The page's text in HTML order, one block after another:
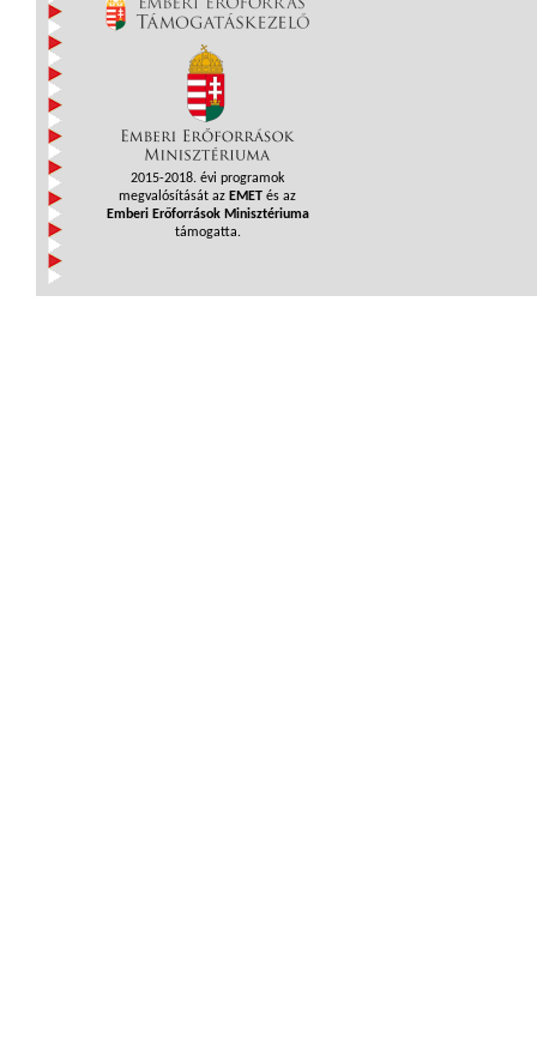
2015-2018. évi programok
megvalósítását az EMET és az
Emberi Erőforrások Minisztériuma
támogatta.